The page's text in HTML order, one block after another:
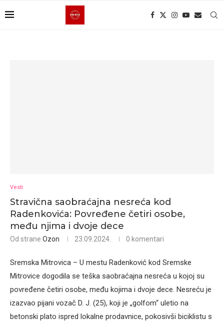
Vesti
Stravična saobraćajna nesreća kod
Radenkovića: Povređene četiri osobe,
među njima i dvoje dece
Od strane Ozon 23.09.2024. 0 komentari
Sremska Mitrovica – U mestu Radenković kod Sremske
Mitrovice dogodila se teška saobraćajna nesreća u kojoj su
povređene četiri osobe, među kojima i dvoje dece. Nesreću je
izazvao pijani vozač D. J. (25), koji je „golfom“ uletio na
betonski plato ispred lokalne prodavnice, pokosivši biciklistu s